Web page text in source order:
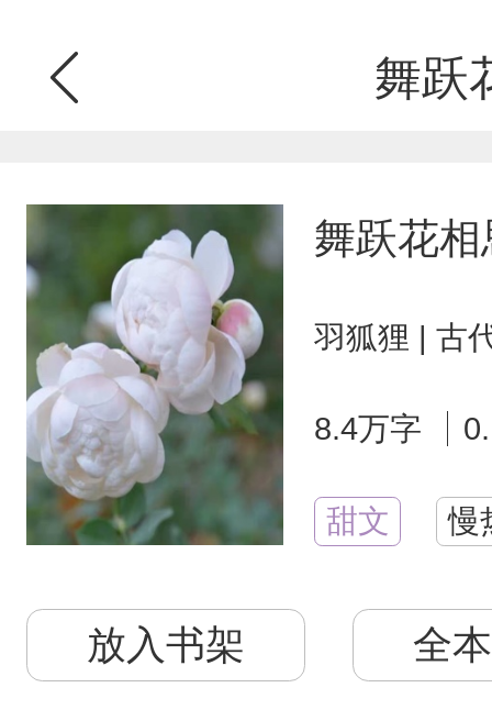
舞跃
舞跃花相
羽狐狸 | 古
8.4万字
甜文 慢
放入书架 全